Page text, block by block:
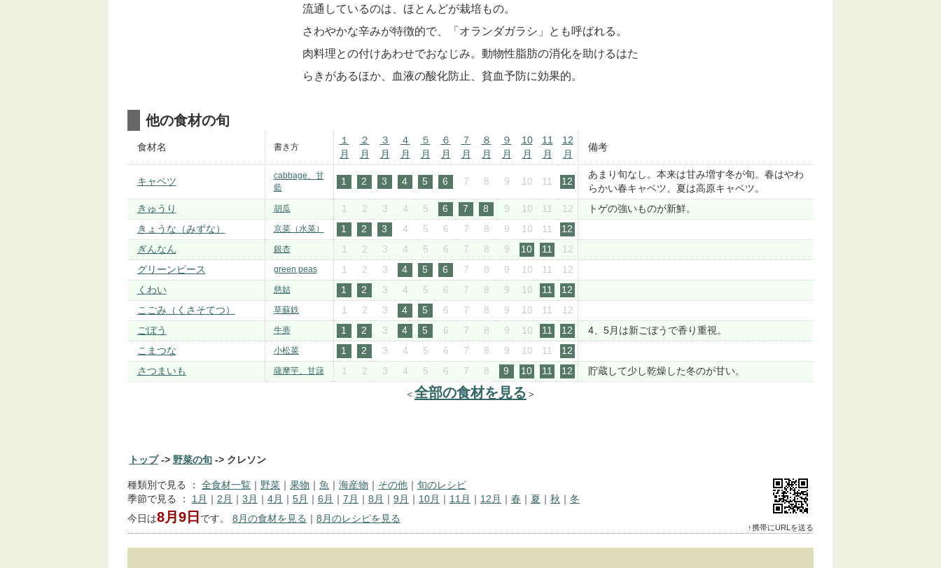
流通しているのは、ほとんどが栽培もの。
さわやかな辛みが特徴的で、「オランダガラシ」とも呼ばれる。
肉料理との付けあわせでおなじみ。動物性脂肪の消化を助けるはた
らきがあるほか、血液の酸化防止、貧血予防に効果的。
他の食材の旬
食材名 書き方
１
月
２
月
３
月
４
月
５
月
６
月
７
月
８
月
９
月
10
月
11
月
12
月
備考
キャベツ
cabbage、甘
藍
1 2 3 4 5 6 7 8 9 10 11 12
あまり旬なし。本来は甘み増す冬が旬。春はやわ
らかい春キャベツ、夏は高原キャベツ。
きゅうり
胡瓜 1 2 3 4 5 6 7 8 9 10 11 12
トゲの強いものが新鮮。
きょうな（みずな）
京菜（水菜） 1 2 3 4 5 6 7 8 9 10 11
12
ぎんなん
銀杏 1 2 3 4 5 6 7 8 9 10 11
12
グリーンピース
green peas 1 2 3 4 5 6 7 8 9 10 11
12
くわい
慈姑 1 2 3 4 5 6 7 8 9 10 11
12
こごみ（くさそてつ）
草蘇鉄 1 2 3 4 5 6 7 8 9 10 11
12
ごぼう
牛蒡 1 2 3 4 5 6 7 8 9 10 11 12
4、5月は新ごぼうで香り重視。
こまつな
小松菜 1 2 3 4 5 6 7 8 9 10 11
12
さつまいも
薩摩芋、甘藷 1 2 3 4 5 6 7 8 9 10 11 12 貯蔵して少し乾燥した冬のが甘い。
＜ 全部の食材を見る ＞
トップ-> 野菜の旬 -> クレソン
↑携帯にURLを送る
種類別で見る ： 全食材一覧 野菜 果物 魚 海産物 その他
旬のレシピ
季節で見る ： 1月 2月 3月 4月 5月 6月 7月 8月 9月 10月 11月 12月 春 夏 秋
冬
今日は8月9日 です。 8月の食材を見る 8月のレシピを見る